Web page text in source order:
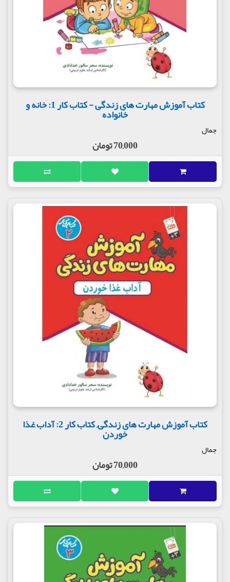
کتاب آموزش مهارت های زندگی - کتاب کار 1: خانه و
خانواده
جمال
70,000 تومان
کتاب آموزش مهارت های زندگی, کتاب کار 2: آداب غذا
خوردن
جمال
70,000 تومان